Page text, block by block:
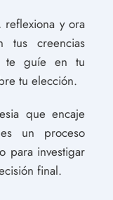
reflexiona y ora
creencias
te guíe en tu
tu elección.
que encaje
un proceso
para investigar
final.